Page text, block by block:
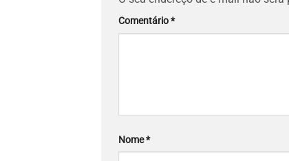
Comentário*
Nome*